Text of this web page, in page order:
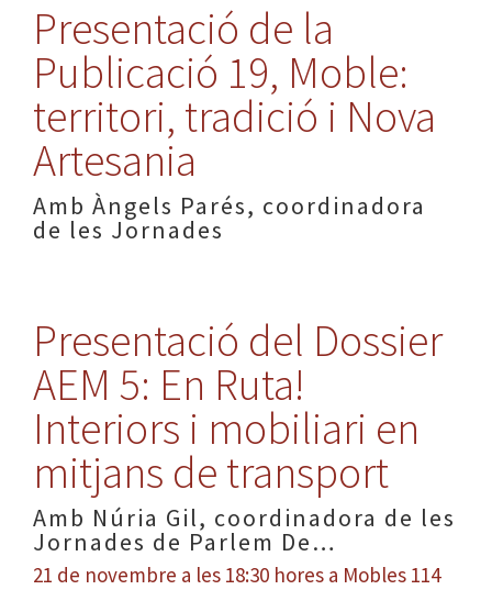
Presentació de la
Publicació 19, Moble:
territori, tradició i Nova
Artesania
Amb Àngels Parés, coordinadora
de les Jornades
Presentació del Dossier
AEM 5: En Ruta!
Interiors i mobiliari en
mitjans de transport
Amb Núria Gil, coordinadora de les
Jornades de Parlem De…
21 de novembre a les 18:30 hores a Mobles 114